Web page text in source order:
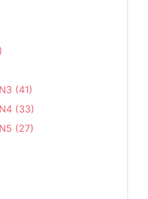
(41)
(33)
(27)